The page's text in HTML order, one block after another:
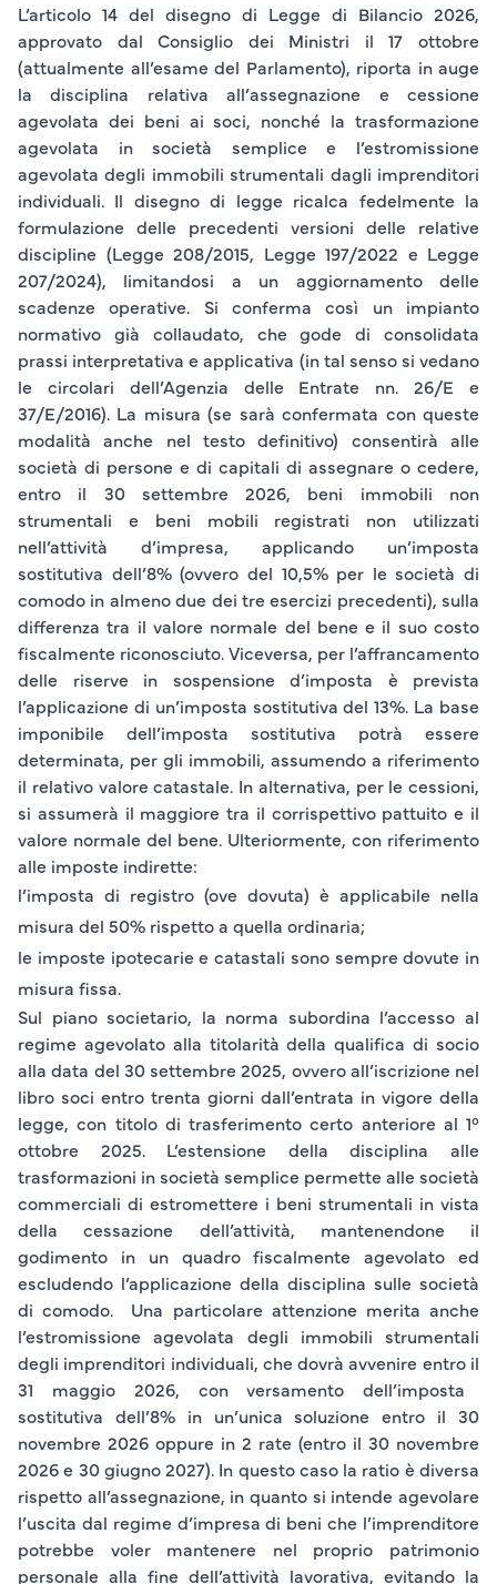
L’articolo 14 del disegno di Legge di Bilancio 2026,
approvato dal Consiglio dei Ministri il 17 ottobre
(attualmente all’esame del Parlamento), riporta in auge
la disciplina relativa all’assegnazione e cessione
agevolata dei beni ai soci, nonché latrasformazione
agevolata in società semplice e l’estromissione
agevolata degli immobili strumentali dagli imprenditori
individuali. Il disegno di legge ricalca fedelmente la
formulazione delle precedenti versioni delle relative
discipline (Legge 208/2015, Legge 197/2022 e Legge
207/2024), limitandosi a un aggiornamento delle
scadenze operative. Si conferma così un impianto
normativo già collaudato, che gode di consolidata
prassi interpretativa e applicativa (in tal senso si vedano
le circolari dell’Agenzia delle Entrate nn. 26/E e
37/E/2016). La misura (se sarà confermata con queste
modalità anche nel testo definitivo) consentirà alle
società di persone e di capitali di assegnare o cedere,
entro il 30 settembre 2026,
beni immobili non
strumentali e beni mobili registrati non utilizzati
nell’attività d’impresa, applicando un’imposta
sostitutiva dell’8%(ovvero del 10,5%per le società di
comodo in almeno due dei tre esercizi precedenti), sulla
differenza tra il valore normale del bene e il suo costo
fiscalmente riconosciuto. Viceversa, per l’affrancamento
delle riserve in sospensione d’imposta è prevista
l’applicazione di un’imposta sostitutiva del 13%. La base
imponibile dell’imposta sostitutiva potrà essere
determinata, per gli immobili, assumendo a riferimento
il relativo valore catastale. In alternativa, per le cessioni,
si assumerà il maggiore tra il corrispettivo pattuito e il
valore normale del bene. Ulteriormente, con riferimento
alle imposte indirette:
l’imposta di registro (ove dovuta) è applicabile nella
misura del 50% rispetto a quella ordinaria;
le imposte ipotecarie e catastali sono sempre dovute in
misura fissa.
Sul piano societario, la norma subordina l’accesso al
regime agevolato alla titolarità della qualifica di socio
alla data del 30 settembre 2025, ovvero all’iscrizione nel
libro soci entro trenta giorni dall’entrata in vigore della
legge, con titolo di trasferimento certo anteriore al 1°
ottobre 2025. L’estensione della disciplina alle
trasformazioni in società semplice permette alle società
commerciali di estromettere i beni strumentali in vista
della cessazione dell’attività, mantenendone il
godimento in un quadro fiscalmente agevolato ed
escludendo l’applicazione della disciplina sulle società
di comodo. Una particolare attenzione merita anche
l’estromissione agevolata degli immobili strumentali
degli imprenditori individuali, che dovrà avvenire entro il
31 maggio 2026, con versamento dell’imposta
sostitutiva dell’8%in un’unica soluzione entro il30
novembre 2026 oppure in 2 rate (entro il 30 novembre
2026e 30 giugno 2027). In questo caso la ratio è diversa
rispetto all’assegnazione, in quanto si intende agevolare
l’uscita dal regime d’impresa di beni che l’imprenditore
potrebbe voler mantenere nel proprio patrimonio
personale alla fine dell’attività lavorativa, evitando la